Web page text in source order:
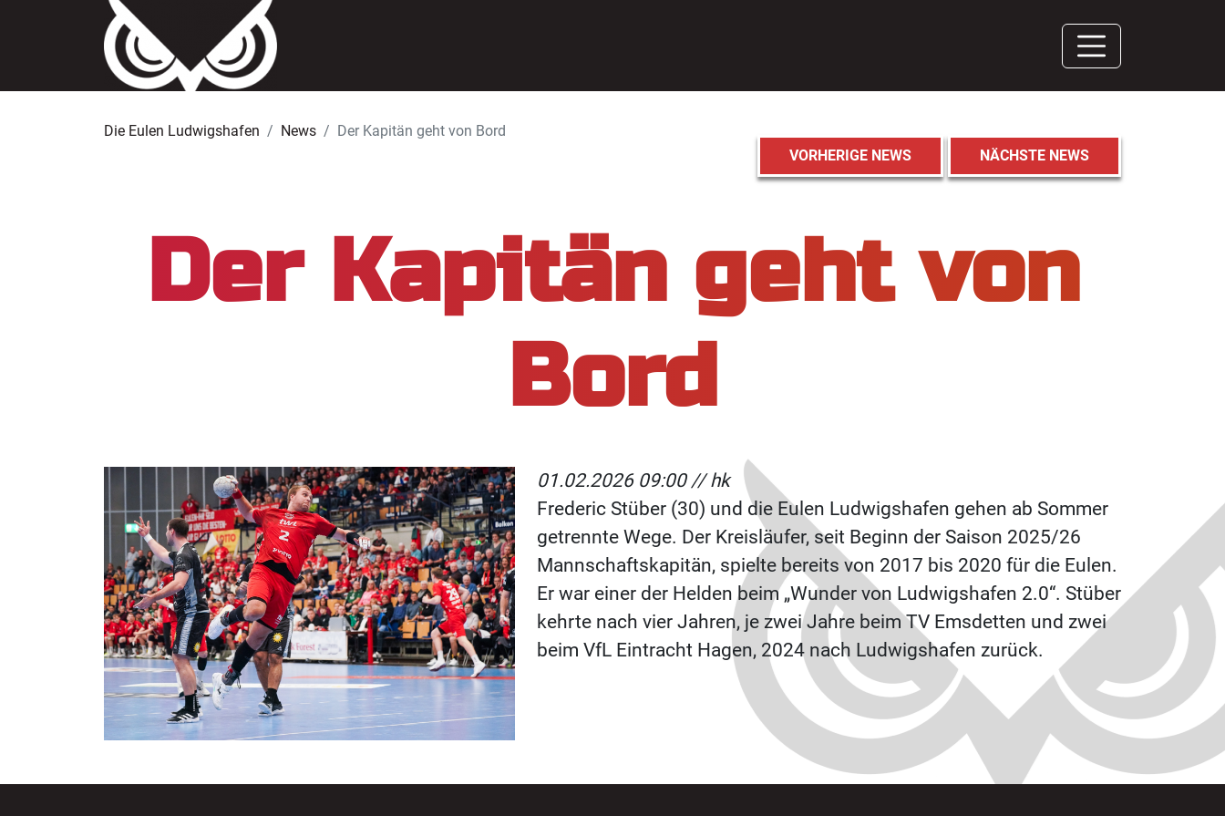
Die Eulen Ludwigshafen News
Der Kapitän geht von Bord
VORHERIGE NEWS
NÄCHSTE NEWS
Der Kapitän geht von
Bord
01.02.2026 09:00 //hk
Frederic Stüber (30) und die Eulen Ludwigshafen gehen ab Sommer
getrennte Wege. Der Kreisläufer, seit Beginn der Saison 2025/26
Mannschaftskapitän, spielte bereits von 2017 bis 2020 für die Eulen.
Er war einer der Helden beim „Wunder von Ludwigshafen 2.0“. Stüber
kehrte nach vier Jahren, je zwei Jahre beim TV Emsdetten und zwei
beim VfL Eintracht Hagen, 2024 nach Ludwigshafen zurück.